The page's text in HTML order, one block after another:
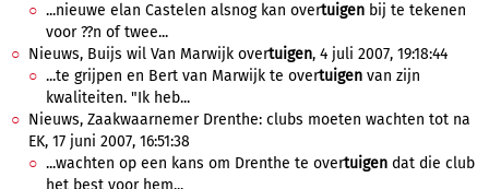
...nieuwe elan Castelen alsnog kan overtuigen bij te tekenen
voor ??n of twee...
Nieuws, Buijs wil Van Marwijk overtuigen, 4 juli 2007, 19:18:44
...te grijpen en Bert van Marwijk te overtuigen van zijn
kwaliteiten. "Ik heb...
Nieuws, Zaakwaarnemer Drenthe: clubs moeten wachten tot na
EK, 17 juni 2007, 16:51:38
...wachten op een kans om Drenthe te overtuigen dat die club
het best voor hem...